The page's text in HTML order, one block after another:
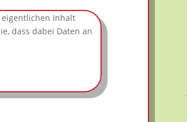
eigentlichen Inhalt
dass dabei Daten an